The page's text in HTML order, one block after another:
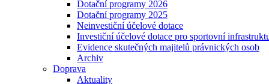
Dotační programy 2026
Dotační programy 2025
Neinvestiční účelové dotace
Investiční účelové dotace pro sportovní
Evidence skutečných majitelů právnických osob
Archiv
Doprava
Aktuality